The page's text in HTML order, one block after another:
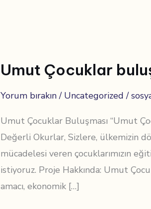
Umut Çocuklar
Yorum bırakın / Uncategorized /
Umut Çocuklar Buluşması “Umut
Değerli Okurlar, Sizlere, ülkemizin
mücadelesi veren çocuklarımızın
istiyoruz. Proje Hakkında: Umut
amacı, ekonomik […]
buluşması